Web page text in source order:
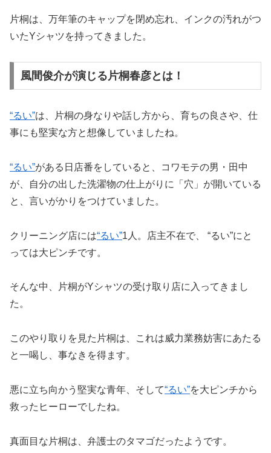
片桐は、万年筆のキャップを閉め忘れ、インクの汚れがつ
いたYシャツを持ってきました。
風間俊介が演じる片桐春彦とは！
“るい”は、片桐の身なりや話し方から、育ちの良さや、仕
事にも堅実な方と想像していましたね。
“るい”がある日店番をしていると、コワモテの男・田中
が、自分の出した洗濯物の仕上がりに「穴」が開いている
と、言いがかりをつけていました。
クリーニング店には“るい”1人。店主不在で、 “るい”にと
っては大ピンチです。
そんな中、片桐がYシャツの受け取り店に入ってきまし
た。
このやり取りを見た片桐は、これは威力業務妨害にあたる
と一喝し、事なきを得ます。
悪に立ち向かう堅実な青年、そして“るい”を大ピンチから
救ったヒーローでしたね。
真面目な片桐は、弁護士のタマゴだったようです。